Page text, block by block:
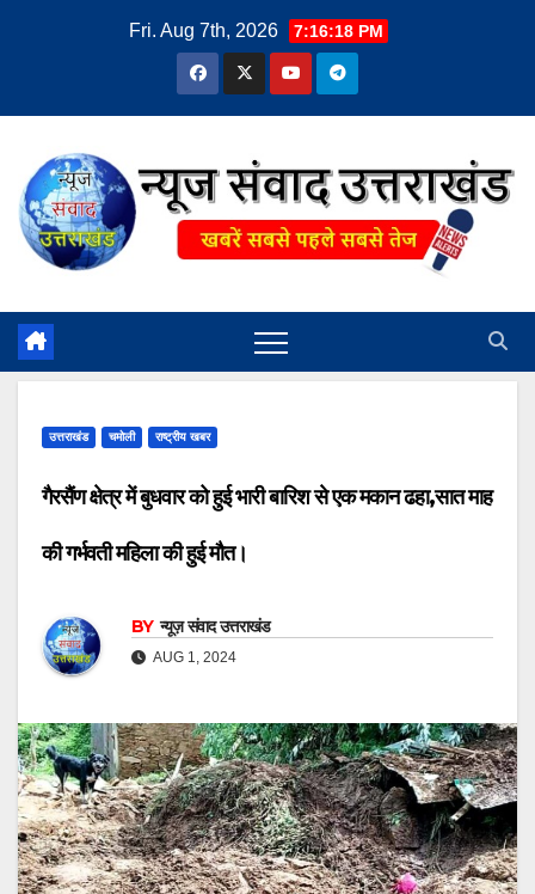
Fri. Aug 7th, 2026 7:16:19 PM
उत्तराखंड चमोली राष्ट्रीय खबर
गैरसैंण क्षेत्र में बुधवार को हुई भारी बारिश से एक मकान ढहा,सात माह
की गर्भवती महिला की हुई मौत।
BY न्यूज़ संवाद उत्तराखंड
AUG 1, 2024